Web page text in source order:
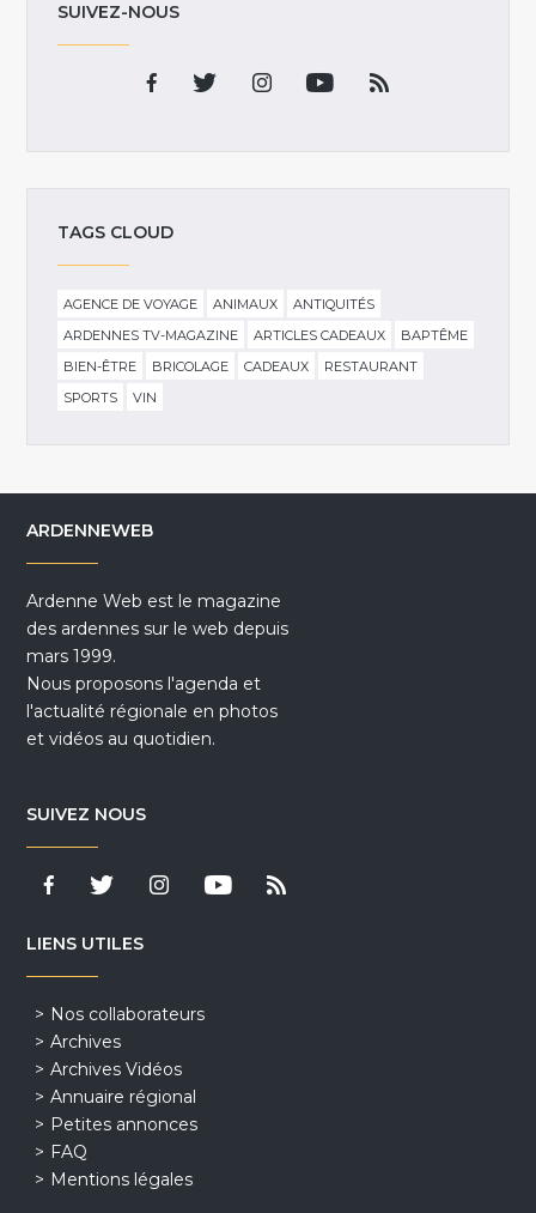
SUIVEZ-NOUS
TAGS CLOUD
AGENCE DE VOYAGE ANIMAUX
ANTIQUITÉS
ARDENNES TV-MAGAZINE
ARTICLES CADEAUX
BAPTÊME
BIEN-ÊTRE
BRICOLAGE CADEAUX
RESTAURANT
SPORTS
VIN
ARDENNEWEB
Ardenne Web est le magazine
des ardennes sur le web depuis
mars 1999.
Nous proposons l'agenda et
l'actualité régionale en photos
et vidéos au quotidien.
SUIVEZ NOUS
LIENS UTILES
Nos collaborateurs
Archives
Archives Vidéos
Annuaire régional
Petites annonces
FAQ
Mentions légales